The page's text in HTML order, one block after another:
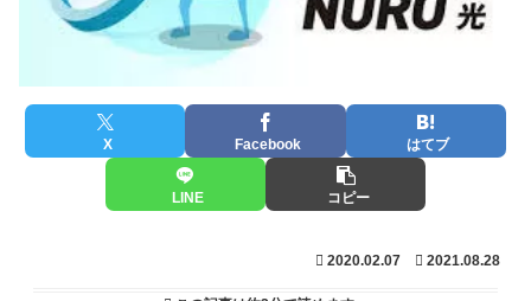
X Facebook はてブ
LINE コピー
2020.02.07 2021.08.28